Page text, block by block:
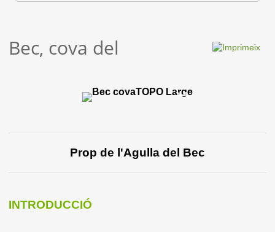
Bec, cova del
Prop de l'Agulla del Bec
INTRODUCCIÓ